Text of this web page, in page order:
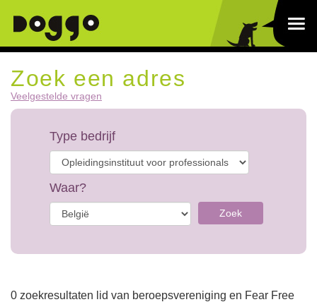
Zoek een adres
Veelgestelde vragen
Type bedrijf
Waar?
Zoek
0 zoekresultaten lid van beroepsvereniging en Fear Free